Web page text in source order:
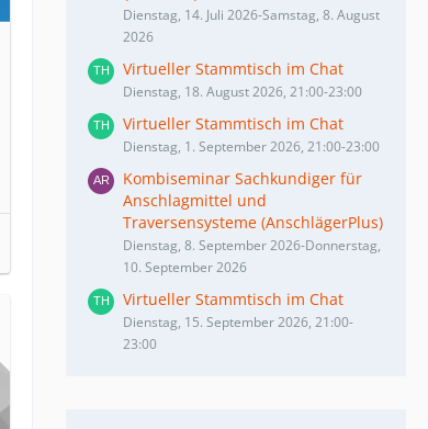
Dienstag, 14. Juli 2026-Samstag, 8. August
2026
Virtueller Stammtisch im Chat
Dienstag, 18. August 2026, 21:00-23:00
Virtueller Stammtisch im Chat
Dienstag, 1. September 2026, 21:00-23:00
Kombiseminar Sachkundiger für
Anschlagmittel und
Traversensysteme (AnschlägerPlus)
Dienstag, 8. September 2026-Donnerstag,
10. September 2026
Virtueller Stammtisch im Chat
Dienstag, 15. September 2026, 21:00-
23:00